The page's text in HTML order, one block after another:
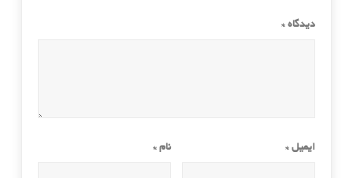
دیدگاه *
نام* ایمیل *